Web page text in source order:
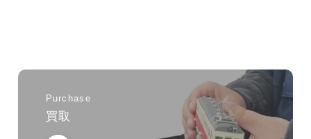
Purchase
買取